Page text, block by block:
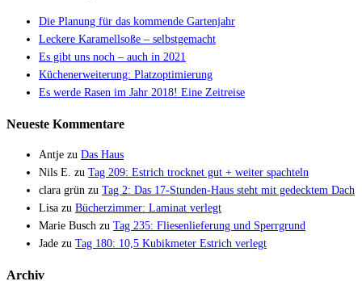
Die Planung für das kommende Gartenjahr
Leckere Karamellsoße – selbstgemacht
Es gibt uns noch – auch in 2021
Küchenerweiterung: Platzoptimierung
Es werde Rasen im Jahr 2018! Eine Zeitreise
Neueste Kommentare
Antje zu Das Haus
Nils E. zu Tag 209: Estrich trocknet gut + weiter spachteln
clara grün zu Tag 2: Das 17-Stunden-Haus steht mit gedecktem Dach
Lisa zu Bücherzimmer: Laminat verlegt
Marie Busch zu Tag 235: Fliesenlieferung und Sperrgrund
Jade zu Tag 180: 10,5 Kubikmeter Estrich verlegt
Archiv